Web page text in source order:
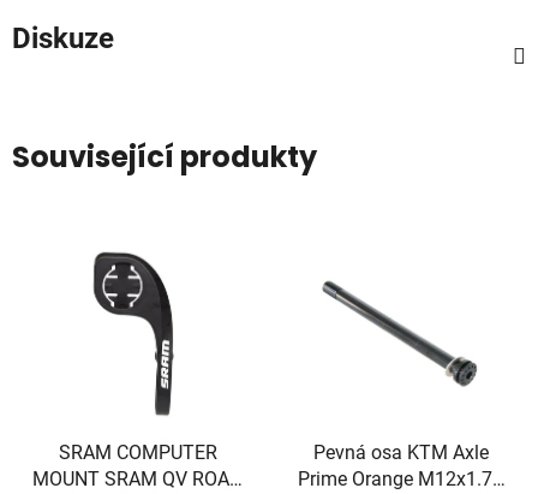
Diskuze
Související produkty
SRAM COMPUTER
MOUNT SRAM QV ROAD
Pevná osa KTM Axle
Prime Orange M12x1.75